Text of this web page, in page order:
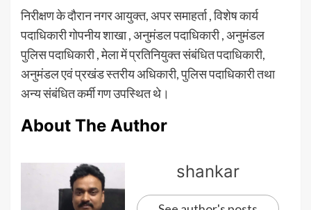
निरीक्षण के दौरान नगर आयुक्त, अपर समाहर्ता , विशेष कार्य
पदाधिकारी गोपनीय शाखा , अनुमंडल पदाधिकारी , अनुमंडल
पुलिस पदाधिकारी , मेला में प्रतिनियुक्त संबंधित पदाधिकारी,
अनुमंडल एवं प्रखंड स्तरीय अधिकारी, पुलिस पदाधिकारी तथा
अन्य संबंधित कर्मी गण उपस्थित थे।
About The Author
shankar